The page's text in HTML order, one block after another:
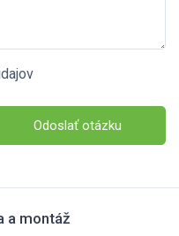
Odoslať otázku
a montáž